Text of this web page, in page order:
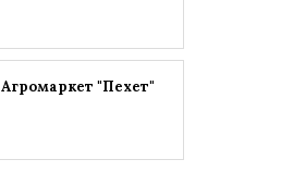
Агромаркет "Пехет"